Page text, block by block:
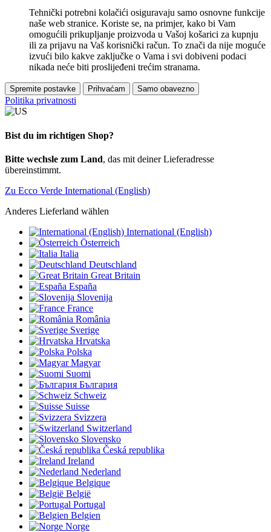
Tehnički potrebni kolačići osiguravaju samo osnovne funkcije
naše web stranice. Koriste se, na primjer, kako bi Vam
omogućili prikupljanje proizvoda u Vašoj košarici za kupnju
ili za prijavu na Vaš korisnički račun. To znači da nije moguće
izvući bilo kakve zaključke o Vama i svi dobiveni podaci
nikada neće biti proslijeđeni trećim stranama.
Spremite postavke Prihvaćam Samo obavezno
Politika privatnosti
Bist du im richtigen Shop?
Bitte wechsle zum Land, das mit deiner Lieferadresse
übereinstimmt.
Zu Ecco Verde International (English)
Anderes Lieferland wählen
International (English)
Österreich
Italia
Deutschland
Great Britain
España
Slovenija
France
România
Sverige
Hrvatska
Polska
Magyar
Suomi
България
Schweiz
Suisse
Svizzera
Switzerland
Slovensko
Česká republika
Ireland
Nederland
Belgique
België
Portugal
Belgien
Norge